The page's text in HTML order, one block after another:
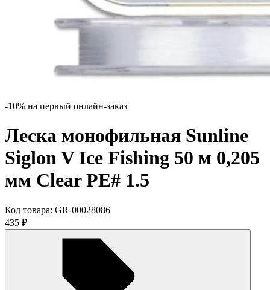
-10% на первый онлайн-заказ
Леска монофильная Sunline
Siglon V Ice Fishing 50 м 0,205
мм Clear PE# 1.5
Код товара: GR-00028086
435 ₽